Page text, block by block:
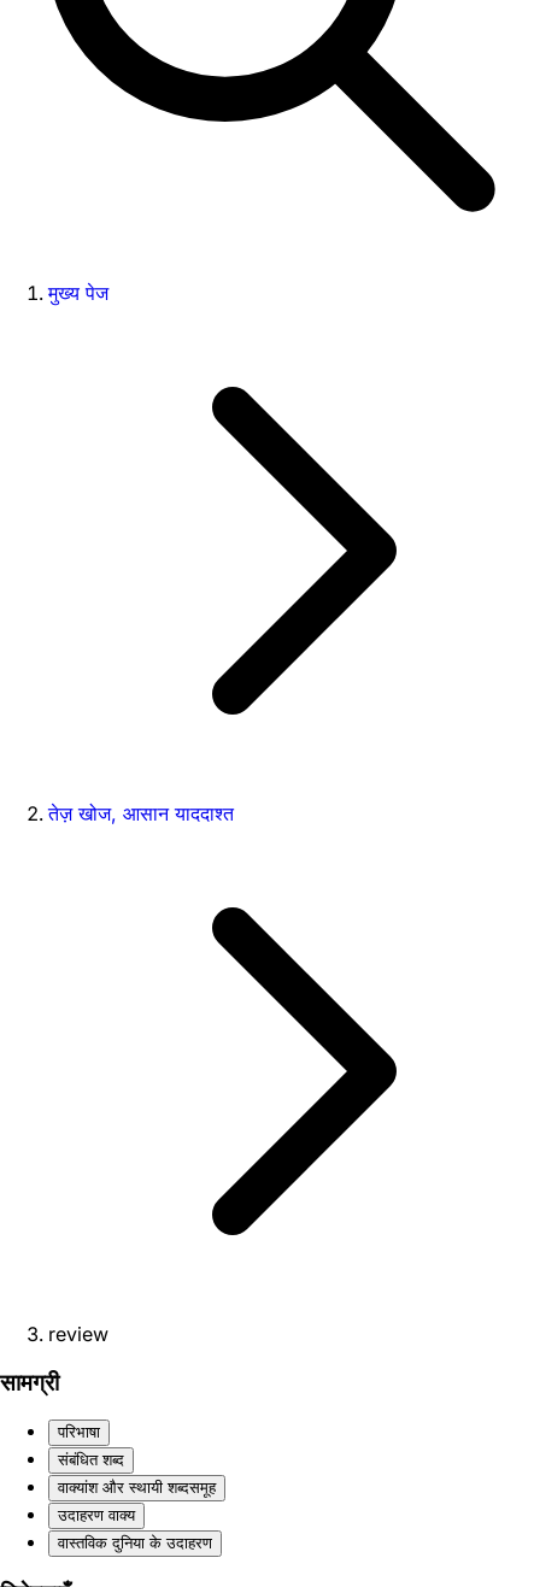
मुख्य पेज
तेज़ खोज, आसान याददाश्त
review
सामग्री
परिभाषा
संबंधित शब्द
वाक्यांश और स्थायी शब्दसमूह
उदाहरण वाक्य
वास्तविक दुनिया के उदाहरण